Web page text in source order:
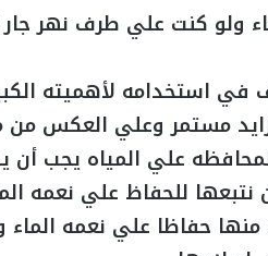
ولو كنت علي طرف نهر
في استخدامه لأهميته
مستمر وعلي العكس من
علي المياه يجب أن
للحفاظ علي نعمه
حفاظا علي نعمه